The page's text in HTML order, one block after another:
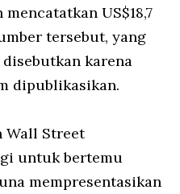
US$18,7
tersebut, yang
karena
dipublikasikan.
Wall Street
untuk bertemu
mempresentasikan